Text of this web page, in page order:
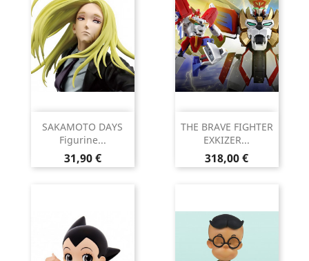
SAKAMOTO DAYS
Figurine...
Prix
31,90 €
THE BRAVE FIGHTER
EXKIZER...
Prix
318,00 €